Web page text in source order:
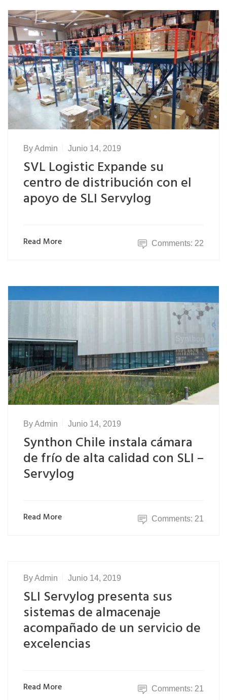
ByAdmin Junio 14, 2019
SVL Logistic Expande su
centro de distribución con el
apoyo de SLI Servylog
Read More Comments: 22
ByAdmin Junio 14, 2019
Synthon Chile instala cámara
de frío de alta calidad con SLI –
Servylog
Read More Comments: 21
ByAdmin Junio 14, 2019
SLI Servylog presenta sus
sistemas de almacenaje
acompañado de un servicio de
excelencias
Read More Comments: 21